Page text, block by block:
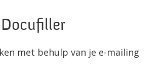
met behulp van je e-mailing